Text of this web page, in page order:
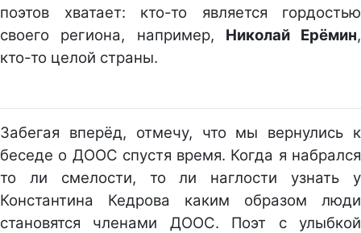
поэтов хватает: кто-то является гордостью
своего региона, например, Николай Ерёмин,
кто-то целой страны.
Забегая вперёд, отмечу, что мы вернулись к
беседе о ДООС спустя время. Когда я набрался
то ли смелости, то ли наглости узнать у
Константина Кедрова каким образом люди
становятся членами ДООС. Поэт с улыбкой